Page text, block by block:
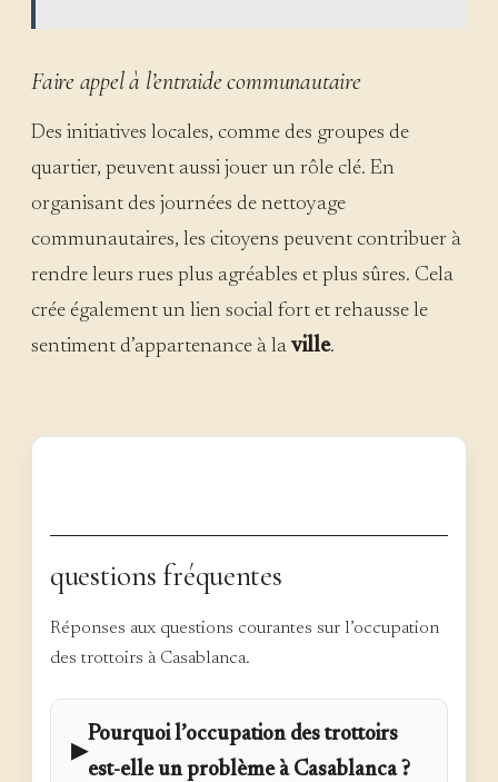
Faire appel à l’entraide communautaire
Des initiatives locales, comme des groupes de
quartier, peuvent aussi jouer un rôle clé. En
organisant des journées de nettoyage
communautaires, les citoyens peuvent contribuer à
rendre leurs rues plus agréables et plus sûres. Cela
crée également un lien social fort et rehausse le
sentiment d’appartenance à la ville.
questions fréquentes
Réponses aux questions courantes sur l’occupation
des trottoirs à Casablanca.
▶
Pourquoi l’occupation des trottoirs
est-elle un problème à Casablanca ?